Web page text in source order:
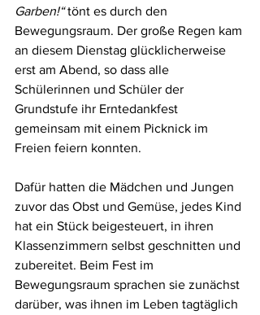
Garben!“ tönt es durch den
Bewegungsraum. Der große Regen kam
an diesem Dienstag glücklicherweise
erst am Abend, so dass alle
Schülerinnen und Schüler der
Grundstufe ihr Erntedankfest
gemeinsam mit einem Picknick im
Freien feiern konnten.
Dafür hatten die Mädchen und Jungen
zuvor das Obst und Gemüse, jedes Kind
hat ein Stück beigesteuert, in ihren
Klassenzimmern selbst geschnitten und
zubereitet. Beim Fest im
Bewegungsraum sprachen sie zunächst
darüber, was ihnen im Leben tagtäglich